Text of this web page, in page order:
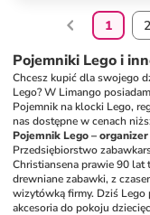
1 2
Pojemniki Lego i
Chcesz kupić dla swojego
Lego? W Limango
Pojemnik na klocki Lego,
nas dostępne w cenach
Pojemnik Lego –
Przedsiębiorstwo
Christiansena prawie 90 lat
drewniane zabawki, z
wizytówką firmy. Dziś Lego
akcesoria do pokoju